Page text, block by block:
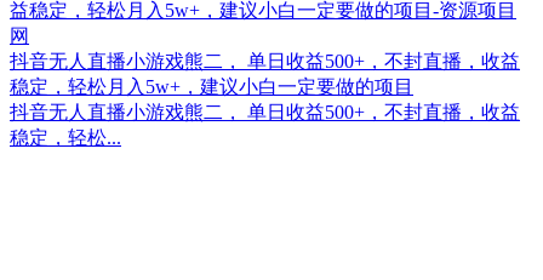
抖音无人直播小游戏熊二， 单日收益500+，不封直播，收益
稳定，轻松月入5w+，建议小白一定要做的项目
抖音无人直播小游戏熊二， 单日收益500+，不封直播，收益
稳定，轻松...